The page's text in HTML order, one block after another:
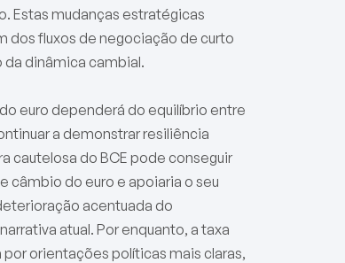
Estas mudanças estratégicas
dos fluxos de negociação de curto
dinâmica cambial.
euro dependerá do equilíbrio entre
a demonstrar resiliência
cautelosa do BCE pode conseguir
câmbio do euro e apoiaria o seu
acentuada do
atual. Por enquanto, a taxa
orientações políticas mais claras,